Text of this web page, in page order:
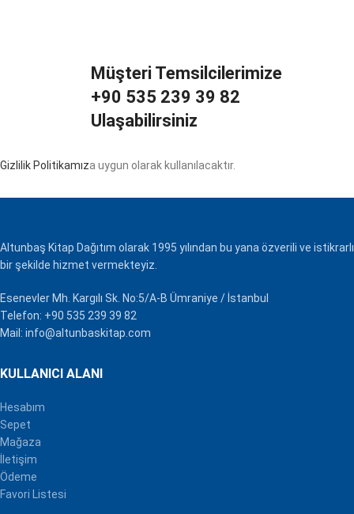
Müşteri Temsilcilerimize
+90 535 239 39 82
Ulaşabilirsiniz
Gizlilik Politikamıza uygun olarak kullanılacaktır.
Altunbaş Kitap Dağıtım olarak 1995 yılından bu yana özverili ve istikrarlı
bir şekilde hizmet vermekteyiz.
Esenevler Mh. Kargılı Sk. No:5/A-B Ümraniye / İstanbul
Telefon: +90 535 239 39 82
Mail: info@altunbaskitap.com
KULLANICI ALANI
Hesabım
Sepet
Mağaza
İletişim
Ödeme
Favori Listesi